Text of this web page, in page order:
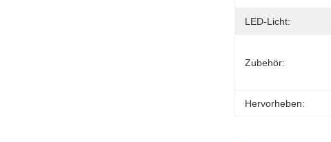
LED-Licht:
Zubehör:
Hervorheben: